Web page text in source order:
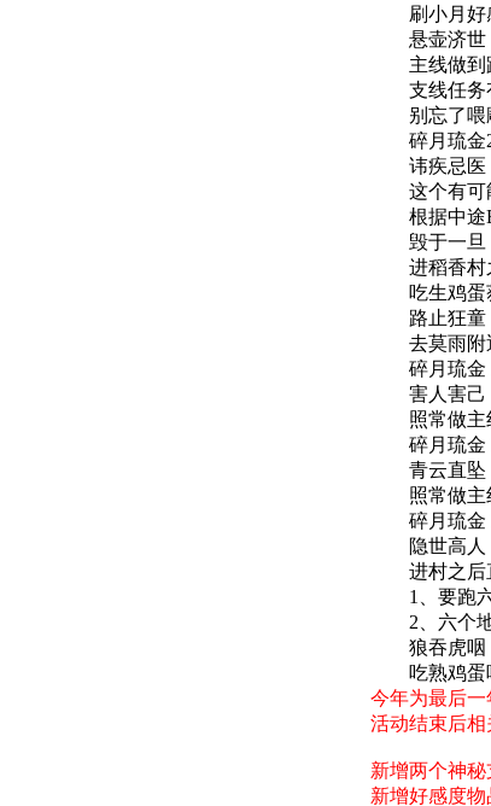
刷小月好感
悬壶济世
主线做到跟
支线任务有
别忘了喂
碎月琉金
讳疾忌医
这个有可能
根据中途
毁于一旦
进稻香村之
吃生鸡蛋
路止狂童
去莫雨附近
碎月琉金
害人害己
照常做主线
碎月琉金
青云直坠
照常做主线
碎月琉金 2
隐世高人
进村之后直
1、要跑六
2、六个地
狼吞虎咽
吃熟鸡蛋
今年为最后一
活动结束后
新增两个神秘
新增好感度